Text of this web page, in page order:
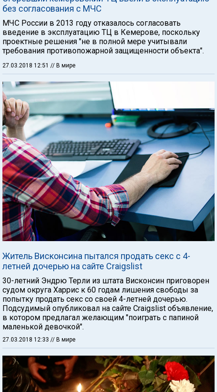
без согласования с МЧС
МЧС России в 2013 году отказалось согласовать
введение в эксплуатацию ТЦ в Кемерове, поскольку
проектные решения "не в полной мере учитывали
требования противопожарной защищенности объекта".
27.03.2018 12:51 // В мире
Житель Висконсина пытался продать секс с 4-
летней дочерью на сайте Craigslist
30-летний Эндрю Терли из штата Висконсин приговорен
судом округа Харрис к 60 годам лишения свободы за
попытку продать секс со своей 4-летней дочерью.
Подсудимый опубликовал на сайте Craigslist объявление,
в котором предлагал желающим "поиграть с папиной
маленькой девочкой".
27.03.2018 12:33 // В мире